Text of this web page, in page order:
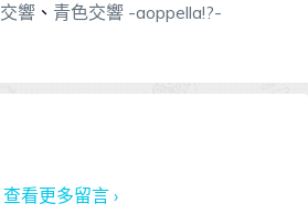
響 、 青色交響 -aoppella!?-
查看更多留言 ›